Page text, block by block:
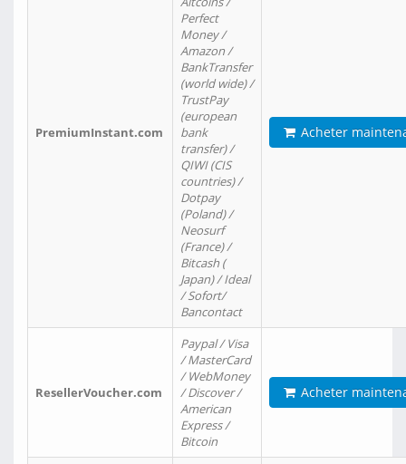
PremiumInstant.com
Perfect
Money /
Amazon /
BankTransfer
(world wide) /
TrustPay
(european
bank
transfer) /
QIWI (CIS
countries) /
Dotpay
(Poland) /
Neosurf
(France) /
Bitcash (
Japan) / Ideal
/ Sofort/
Bancontact
Acheter
ResellerVoucher.com
Paypal / Visa
/ MasterCard
/ WebMoney
/ Discover /
American
Express /
Bitcoin
Acheter